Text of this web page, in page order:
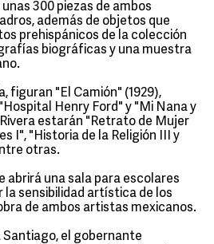
300 piezas de ambos
además de objetos que
prehispánicos de la colección
biográficas y una muestra
figuran "El Camión" (1929),
Henry Ford" y "Mi Nana y
estarán "Retrato de Mujer
I", "Historia de la Religión III y
otras.
abrirá una sala para escolares
la sensibilidad artística de los
de ambos artistas mexicanos.
Santiago, el gobernante